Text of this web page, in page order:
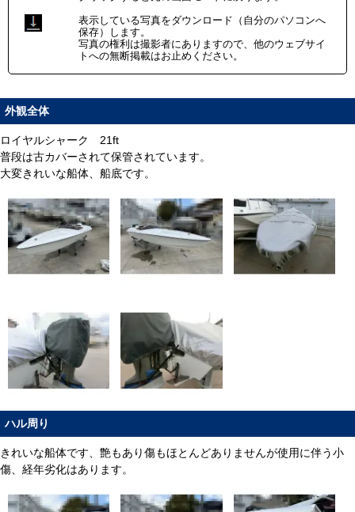
表示している写真をダウンロード（自分のパソコンへ
保存）します。
写真の権利は撮影者にありますので、他のウェブサイ
トへの無断掲載はお止めください。
外観全体
ロイヤルシャーク 21ft
普段は古カバーされて保管されています。
大変きれいな船体、船底です。
ハル周り
きれいな船体です、艶もあり傷もほとんどありませんが使用に伴う小
傷、経年劣化はあります。